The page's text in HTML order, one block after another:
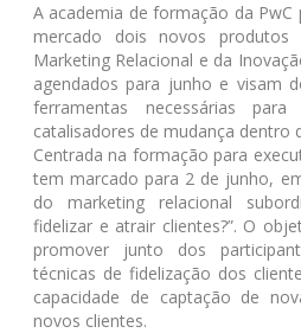
A academia de formação da PwC
mercado dois novos
Marketing Relacional e da
agendados para junho e visam
ferramentas necessárias
catalisadores de mudança dentro
Centrada na formação para
tem marcado para 2 de junho,
do marketing relacional
fidelizar e atrair clientes?”. O
promover junto dos
técnicas de fidelização dos
capacidade de captação de
novos clientes.